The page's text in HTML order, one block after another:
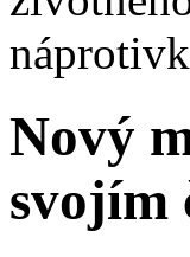
Nový
svojím